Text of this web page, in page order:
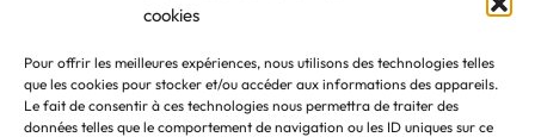
cookies
Pour offrir les meilleures expériences, nous utilisons des technologies telles
que les cookies pour stocker et/ou accéder aux informations des appareils.
Le fait de consentir à ces technologies nous permettra de traiter des
données telles que le comportement de navigation ou les ID uniques sur ce
Contact